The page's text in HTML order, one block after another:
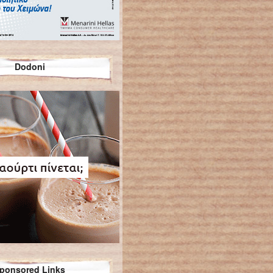
Dodoni
Links